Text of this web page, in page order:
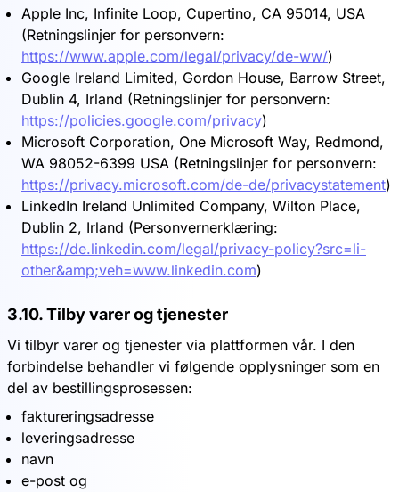
Apple Inc, Infinite Loop, Cupertino, CA 95014, USA
(Retningslinjer for personvern:
https://www.apple.com/legal/privacy/de-ww/)
Google Ireland Limited, Gordon House, Barrow Street,
Dublin 4, Irland (Retningslinjer for personvern:
https://policies.google.com/privacy)
Microsoft Corporation, One Microsoft Way, Redmond,
WA 98052-6399 USA (Retningslinjer for personvern:
https://privacy.microsoft.com/de-de/privacystatement)
LinkedIn Ireland Unlimited Company, Wilton Place,
Dublin 2, Irland (Personvernerklæring:
https://de.linkedin.com/legal/privacy-policy?src=li-
other&amp;veh=www.linkedin.com)
3.10. Tilby varer og tjenester
Vi tilbyr varer og tjenester via plattformen vår. I den
forbindelse behandler vi følgende opplysninger som en
del av bestillingsprosessen:
faktureringsadresse
leveringsadresse
navn
e-post og